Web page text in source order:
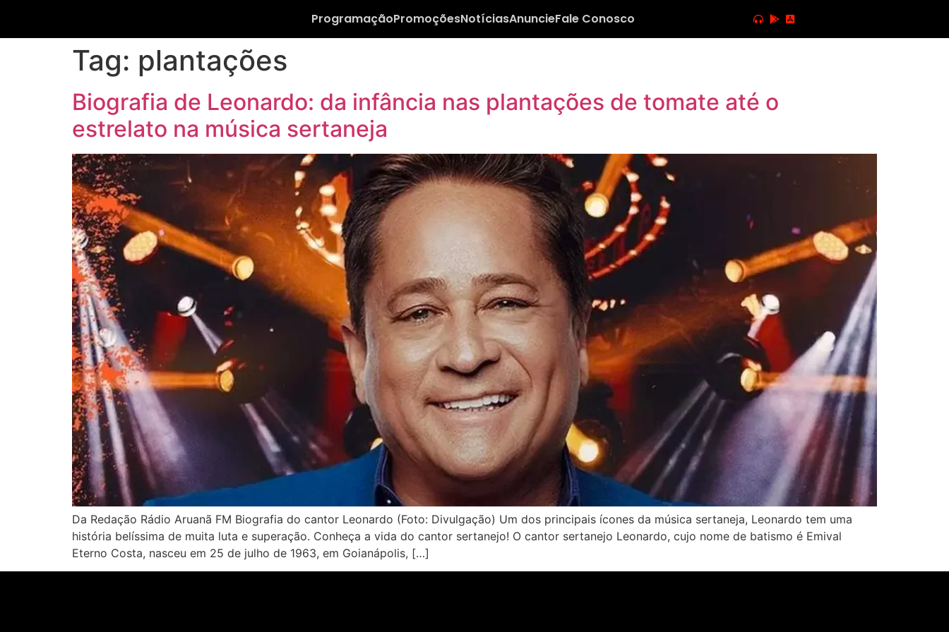
ProgramaçãoPromoçõesNotíciasAnuncieFale Conosco
Tag: plantações
Biografia de Leonardo: da infância nas plantações de tomate até o
estrelato na música sertaneja
Da Redação Rádio Aruanã FM Biografia do cantor Leonardo (Foto: Divulgação) Um dos principais ícones da música sertaneja, Leonardo tem uma
história belíssima de muita luta e superação. Conheça a vida do cantor sertanejo! O cantor sertanejo Leonardo, cujo nome de batismo é Emival
Eterno Costa, nasceu em 25 de julho de 1963, em Goianápolis, […]